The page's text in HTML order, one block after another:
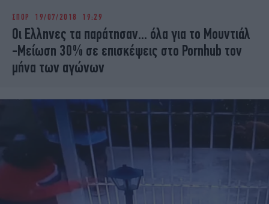
ΣΠΟΡ 19/07/2018 19:29
Οι Ελληνες τα παράτησαν... όλα για το Μουντιάλ
-Μείωση 30% σε επισκέψεις στο Pornhub τον
μήνα των αγώνων